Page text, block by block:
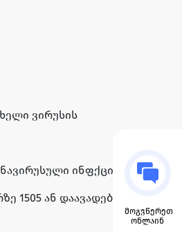
მოგვწერეთ
ონლაინ
ვირუსის
ინფქცია ან
ან დაავადებათა